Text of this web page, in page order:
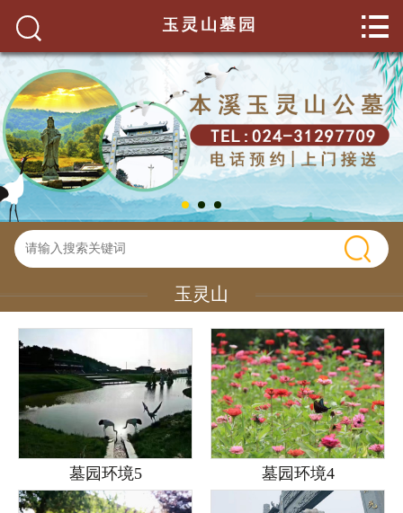
玉灵山环境
墓园服务
墓园新闻
联系我们


玉灵山
墓园环境5 墓园环境4